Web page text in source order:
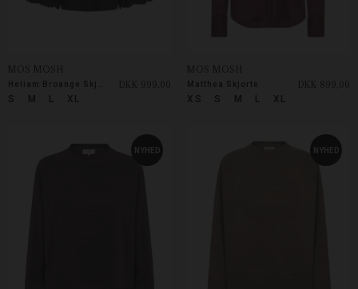
S M L XL
MOS MOSH
DKK 999,00
XS S M L XL
MOS MOSH
Matthea Skjorte DKK 899,00
NYHED NYHED